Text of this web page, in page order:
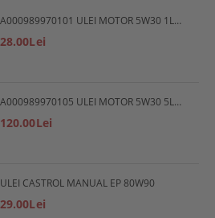
A000989970101 ULEI MOTOR 5W30 1L MERCEDES
28.00Lei
A000989970105 ULEI MOTOR 5W30 5L MERCEDES
120.00Lei
ULEI CASTROL MANUAL EP 80W90
29.00Lei